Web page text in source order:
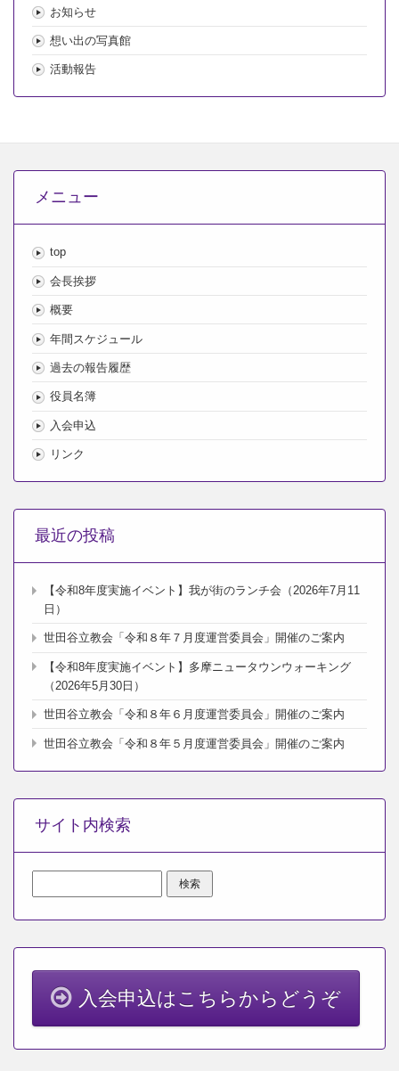
お知らせ
想い出の写真館
活動報告
メニュー
top
会長挨拶
概要
年間スケジュール
過去の報告履歴
役員名簿
入会申込
リンク
最近の投稿
【令和8年度実施イベント】我が街のランチ会（2026年7月11
日）
世田谷立教会「令和８年７月度運営委員会」開催のご案内
【令和8年度実施イベント】多摩ニュータウンウォーキング
（2026年5月30日）
世田谷立教会「令和８年６月度運営委員会」開催のご案内
世田谷立教会「令和８年５月度運営委員会」開催のご案内
サイト内検索
索:
入会申込はこちらからどうぞ